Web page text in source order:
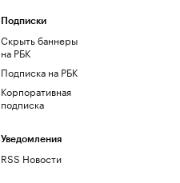
Подписки
Скрыть баннеры
на РБК
Подписка на РБК
Корпоративная
подписка
Уведомления
RSS Новости